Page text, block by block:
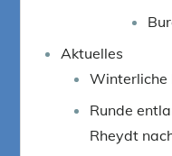
Aktuelles
Winterliche
Runde
Rheydt